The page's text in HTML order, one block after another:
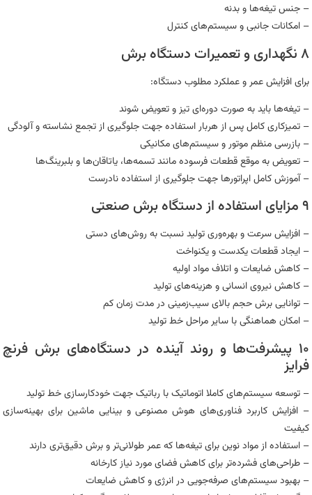
– جنس تیغه‌ها و بدنه
– امکانات جانبی و سیستم‌های کنترل
۸ نگهداری و تعمیرات دستگاه برش
برای افزایش عمر و عملکرد مطلوب دستگاه:
– تیغه‌ها باید به صورت دوره‌ای تیز و تعویض شوند
– تمیزکاری کامل پس از هربار استفاده جهت جلوگیری از تجمع نشاسته و آلودگی
– بازرسی منظم موتور و سیستم‌های مکانیکی
– تعویض به موقع قطعات فرسوده مانند تسمه‌ها، یاتاقان‌ها و بلبرینگ‌ها
– آموزش کامل اپراتورها جهت جلوگیری از استفاده نادرست
۹ مزایای استفاده از دستگاه برش صنعتی
– افزایش سرعت و بهره‌وری تولید نسبت به روش‌های دستی
– ایجاد قطعات یکدست و یکنواخت
– کاهش ضایعات و اتلاف مواد اولیه
– کاهش نیروی انسانی و هزینه‌های تولید
– توانایی برش حجم بالای سیب‌زمینی در مدت زمان کم
– امکان هماهنگی با سایر مراحل خط تولید
۱۰ پیشرفت‌ها و روند آینده در دستگاه‌های برش فرنچ
فرایز
– توسعه سیستم‌های کاملا اتوماتیک با رباتیک جهت خودکارسازی خط تولید
– افزایش کاربرد فناوری‌های هوش مصنوعی و بینایی ماشین برای بهینه‌سازی
کیفیت
– استفاده از مواد نوین برای تیغه‌ها که عمر طولانی‌تر و برش دقیق‌تری دارند
– طراحی‌های فشرده‌تر برای کاهش فضای مورد نیاز کارخانه
– بهبود سیستم‌های صرفه‌جویی در انرژی و کاهش ضایعات